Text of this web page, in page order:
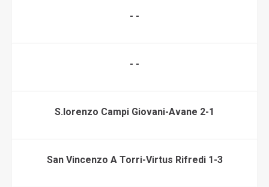
- -
- -
S.lorenzo Campi Giovani-Avane 2-1
San Vincenzo A Torri-Virtus Rifredi 1-3